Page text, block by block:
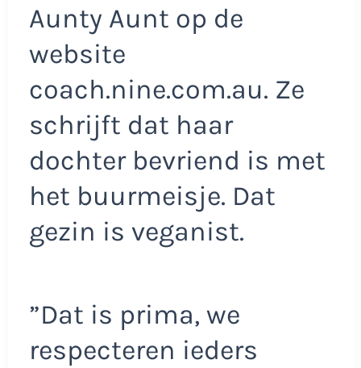
Aunty Aunt op de
website
coach.nine.com.au. Ze
schrijft dat haar
dochter bevriend is met
het buurmeisje. Dat
gezin is veganist.
”Dat is prima, we
respecteren ieders